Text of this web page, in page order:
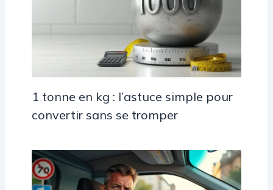
1 tonne en kg : l’astuce simple pour
convertir sans se tromper